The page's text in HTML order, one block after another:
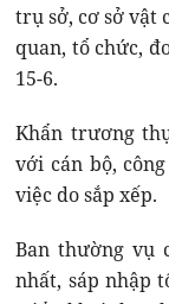
trụ sở, cơ sở vật
quan, tổ chức,
15-6.
Khẩn trương
với cán bộ,
việc do sắp xếp.
Ban thường vụ
nhất, sáp nhập